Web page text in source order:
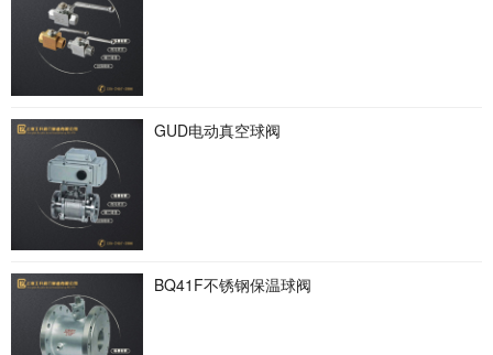
GUD电动真空球阀
BQ41F不锈钢保温球阀